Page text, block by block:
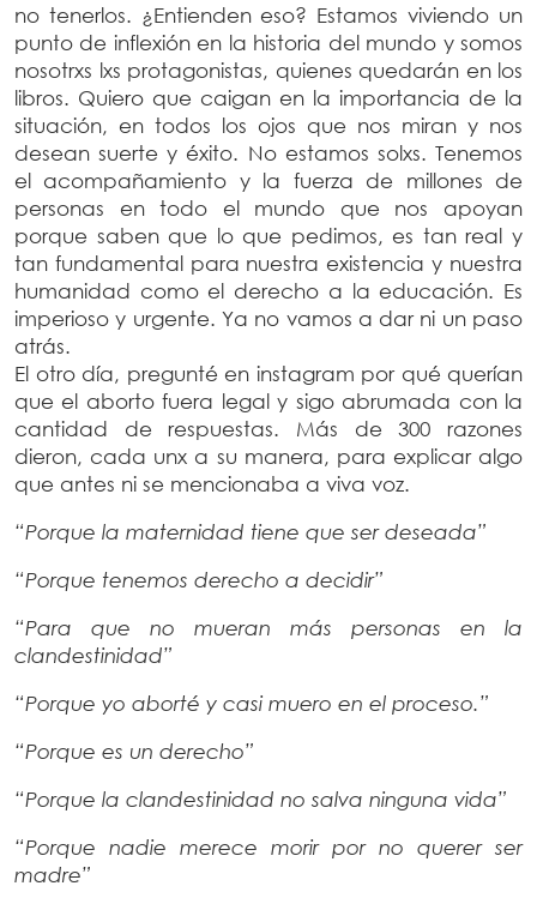
no tenerlos. ¿Entienden eso? Estamos viviendo un
punto de inflexión en la historia del mundo y somos
nosotrxs lxs protagonistas, quienes quedarán en los
libros. Quiero que caigan en la importancia de la
situación, en todos los ojos que nos miran y nos
desean suerte y éxito. No estamos solxs. Tenemos
el acompañamiento y la fuerza de millones de
personas en todo el mundo que nos apoyan
porque saben que lo que pedimos, es tan real y
tan fundamental para nuestra existencia y nuestra
humanidad como el derecho a la educación. Es
imperioso y urgente. Ya no vamos a dar ni un paso
atrás.
El otro día, pregunté en instagram por qué querían
que el aborto fuera legal y sigo abrumada con la
cantidad de respuestas. Más de 300 razones
dieron, cada unx a su manera, para explicar algo
que antes ni se mencionaba a viva voz.
“Porque la maternidad tiene que ser deseada”
“Porque tenemos derecho a decidir”
“Para que no mueran más personas en la
clandestinidad”
“Porque yo aborté y casi muero en el proceso.”
“Porque es un derecho”
“Porque la clandestinidad no salva ninguna vida”
“Porque nadie merece morir por no querer ser
madre”